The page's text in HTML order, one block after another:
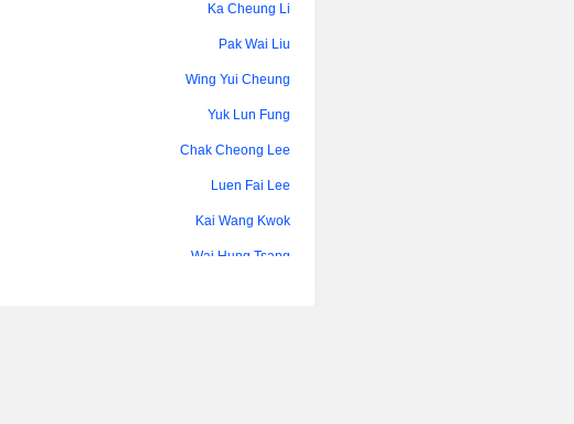
Ka Cheung Li
Pak Wai Liu
Wing Yui Cheung
Yuk Lun Fung
Chak Cheong Lee
Luen Fai Lee
Kai Wang Kwok
Wai Hung Tsang